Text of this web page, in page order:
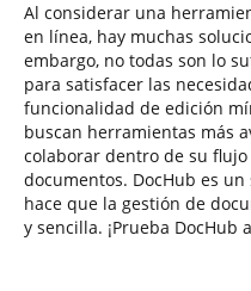
Al considerar una
en línea, hay muchas
embargo, no todas son lo
para satisfacer las
funcionalidad de edición
buscan herramientas más
colaborar dentro de su
documentos. DocHub es
hace que la gestión de
y sencilla. ¡Prueba DocHub